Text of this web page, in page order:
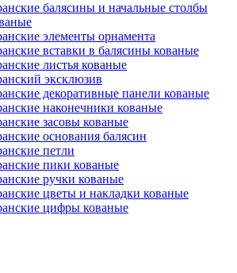
балясины и начальные столбы
элементы орнамента
вставки в балясины кованые
листья кованые
эксклюзив
декоративные панели кованые
наконечники кованые
засовы кованые
основания балясин
петли
пики кованые
ручки кованые
цветы и накладки кованые
цифры кованые